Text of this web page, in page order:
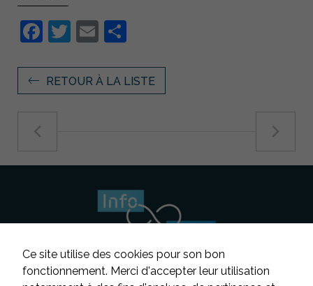
Facebook
Twitter
Email
RETOUR À LA LISTE
Ce site utilise des cookies pour son bon
fonctionnement. Merci d'accepter leur utilisation